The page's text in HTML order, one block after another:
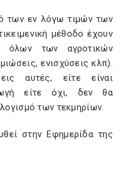
των εν λόγω τιμών των
μέθοδο έχουν
των αγροτικών
ενισχύσεις κλπ).
αυτές, είτε είναι
είτε όχι, δεν θα
των τεκμηρίων.
στην Εφημερίδα της